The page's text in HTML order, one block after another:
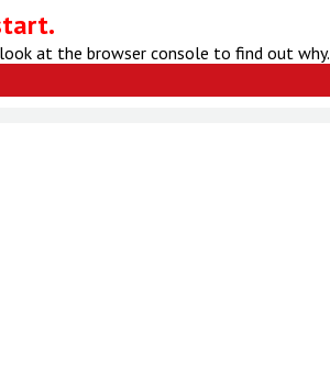
at the browser console to find out why.